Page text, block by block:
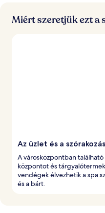
Miért szeretjük ezt a
Az üzlet és a
A városközpontban található
központot és
vendégek élvezhetik a spa
és a bárt.